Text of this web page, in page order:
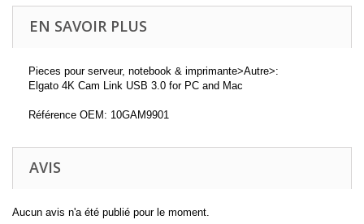
EN SAVOIR PLUS
Pieces pour serveur, notebook & imprimante>Autre>:
Elgato 4K Cam Link USB 3.0 for PC and Mac
Référence OEM: 10GAM9901
AVIS
Aucun avis n'a été publié pour le moment.